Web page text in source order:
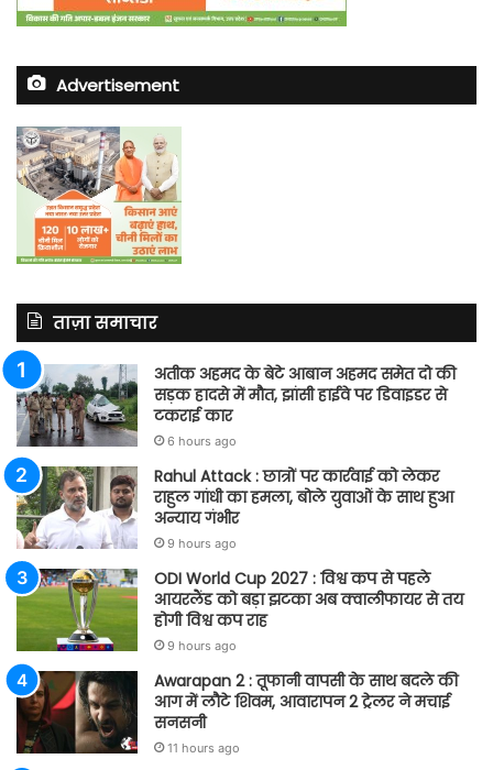
Advertisement
ताज़ा समाचार
अतीक अहमद के बेटे आबान अहमद समेत दो की
सड़क हादसे में मौत, झांसी हाईवे पर डिवाइडर से
टकराई कार
6 hours ago
Rahul Attack : छात्रों पर कार्रवाई को लेकर
राहुल गांधी का हमला, बोले युवाओं के साथ हुआ
अन्याय गंभीर
9 hours ago
ODI World Cup 2027 : विश्व कप से पहले
आयरलैंड को बड़ा झटका अब क्वालीफायर से तय
होगी विश्व कप राह
9 hours ago
Awarapan 2 : तूफानी वापसी के साथ बदले की
आग में लौटे शिवम, आवारापन 2 ट्रेलर ने मचाई
सनसनी
11 hours ago